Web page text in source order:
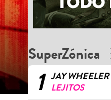
SuperZónica
1 JAY WHEELER
LEJITOS